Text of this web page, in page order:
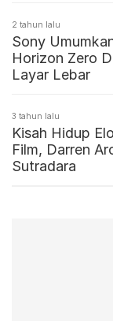
2 tahun lalu
Sony
Horizon Zero
Layar Lebar
3 tahun lalu
Kisah Hidup
Film, Darren
Sutradara